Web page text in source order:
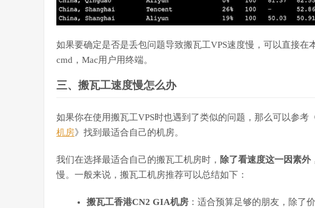
如果要确定是否是丢包问题导致搬瓦工VPS速度慢，可以直接在
cmd，Mac用户用终端。
三、搬瓦工速度慢怎么办
如果你在使用搬瓦工VPS时也遇到了类似的问题，那么可以参考
机房》找到最适合自己的机房。
我们在选择最适合自己的搬瓦工机房时， 除了看速度这一因素外
慢。一般来说，搬瓦工机房推荐可以总结如下：
搬瓦工香港CN2 GIA机房 ：适合预算足够的朋友，除了